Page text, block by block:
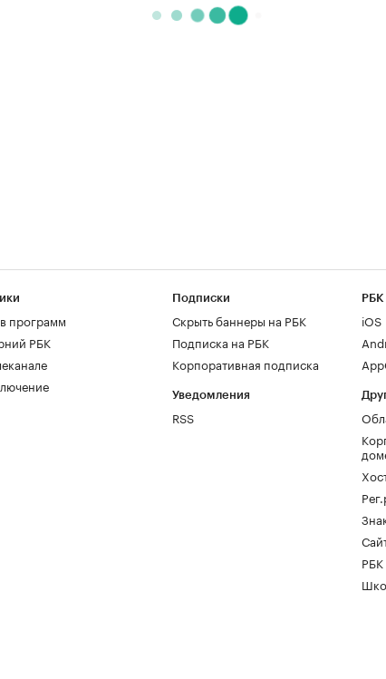
программ
РБК
Подписки
Скрыть баннеры на РБК
Подписка на РБК
Корпоративная подписка
Уведомления
RSS
РБК
iOS